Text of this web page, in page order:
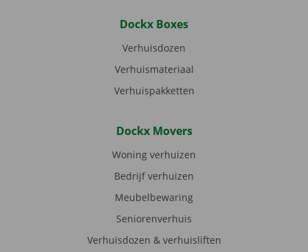
Dockx Boxes
Verhuisdozen
Verhuismateriaal
Verhuispakketten
Dockx Movers
Woning verhuizen
Bedrijf verhuizen
Meubelbewaring
Seniorenverhuis
Verhuisdozen & verhuisliften